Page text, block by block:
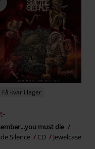
Få kvar i lager
must die
Silence
CD Jewelcase